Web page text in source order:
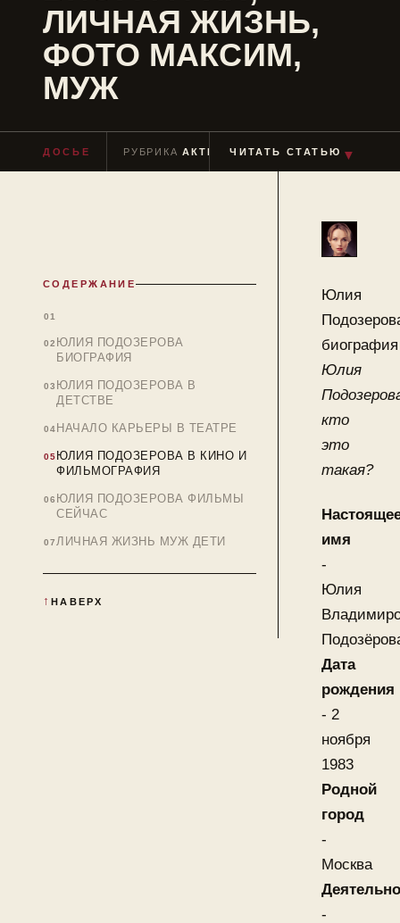
ЛИЧНАЯ ЖИЗНЬ,
ФОТО МАКСИМ,
МУЖ
ДОСЬЕ РУБРИКААКТЕРЫ ЧТЕНИЕ ≈ 4 МИН
ЧИТАТЬ СТАТЬЮ ▼
СОДЕРЖАНИЕ
ЮЛИЯ ПОДОЗЕРОВА
БИОГРАФИЯ
ЮЛИЯ ПОДОЗЕРОВА В
ДЕТСТВЕ
НАЧАЛО КАРЬЕРЫ В ТЕАТРЕ
ЮЛИЯ ПОДОЗЕРОВА В КИНО И
ФИЛЬМОГРАФИЯ
ЮЛИЯ ПОДОЗЕРОВА ФИЛЬМЫ
СЕЙЧАС
ЛИЧНАЯ ЖИЗНЬ МУЖ ДЕТИ
НАВЕРХ
Юлия
биография
Юлия
кто
это
такая?
имя
-
Юлия
Дата
рождения
- 2
ноября
1983
Родной
город
-
Москва
-